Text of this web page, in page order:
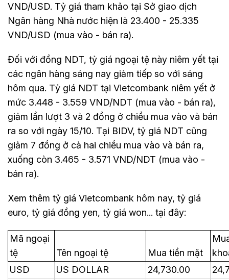
VND/USD. Tỷ giá tham khảo tại Sở giao dịch
Ngân hàng Nhà nước hiện là 23.400 - 25.335
VND/USD (mua vào - bán ra).
Đối với đồng NDT, tỷ giá ngoại tệ này niêm yết tại
các ngân hàng sáng nay giảm tiếp so với sáng
hôm qua. Tỷ giá NDT tại Vietcombank niêm yết ở
mức 3.448 - 3.559 VND/NDT (mua vào - bán ra),
giảm lần lượt 3 và 2 đồng ở chiều mua vào và bán
ra so với ngày 15/10. Tại BIDV, tỷ giá NDT cũng
giảm 7 đồng ở cả hai chiều mua vào và bán ra,
xuống còn 3.465 - 3.571 VND/NDT (mua vào -
bán ra).
Xem thêm tỷ giá Vietcombank hôm nay, tỷ giá
euro, tỷ giá đồng yen, tỷ giá won... tại đây:
Mã ngoại
tệ
Tên ngoại tệ Mua tiền mặt
USD
US DOLLAR 24,730.00